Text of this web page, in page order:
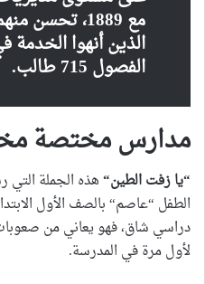
الذين أنهوا الخدمة
الفصول 715 طالب.
مدارس مختصة
“يا زفت الطين“هذه الجملة
الطفل “عاصم“ بالصف الأول
دراسي شاق، فهو يعاني من
لأول مرة في المدرسة.